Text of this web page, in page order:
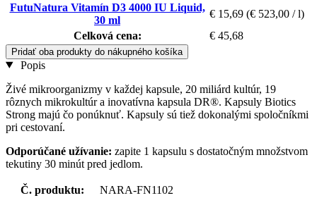
FutuNatura Vitamín D3 4000 IU Liquid,
30 ml
€ 15,69 (€ 523,00 / l)
Celková cena:
€ 45,68
Pridať oba produkty do nákupného košíka
Popis
Živé mikroorganizmy v každej kapsule, 20 miliárd kultúr, 19
rôznych mikrokultúr a inovatívna kapsula DR®. Kapsuly Biotics
Strong majú čo ponúknuť. Kapsuly sú tiež dokonalými spoločníkmi
pri cestovaní.
Odporúčané užívanie: zapite 1 kapsulu s dostatočným množstvom
tekutiny 30 minút pred jedlom.
Č. produktu:
NARA-FN1102